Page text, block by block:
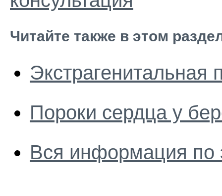
Читайте также в этом
Экстрагенитальная
Пороки сердца у
Вся информация по